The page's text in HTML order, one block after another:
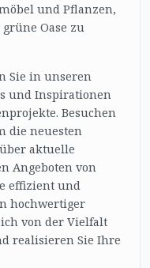
und Pflanzen,
Oase zu
Sie in unseren
und Inspirationen
Besuchen
die neuesten
aktuelle
Angeboten von
effizient und
hochwertiger
von der Vielfalt
realisieren Sie Ihre